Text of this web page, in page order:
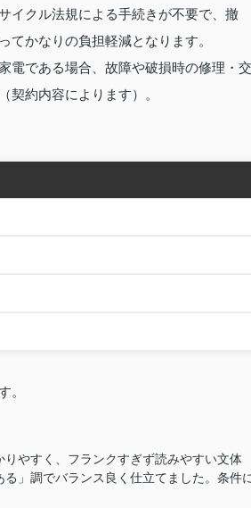
イクル法規による手続きが不要で、撤
かなりの負担軽減となります。
電である場合、故障や破損時の修理・交
契約内容によります）。
。
やすく、フランクすぎず読みやすい文体
」調でバランス良く仕立てました。条件